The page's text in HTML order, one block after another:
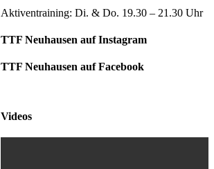
Aktiventraining: Di. & Do. 19.30 – 21.30 Uhr
TTF Neuhausen auf Instagram
TTF Neuhausen auf Facebook
Videos